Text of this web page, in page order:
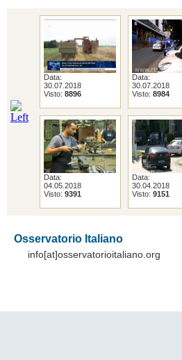
Data:
30.07.2018
Visto: 8896
Data:
30.07.2018
Visto: 8984
Data:
04.05.2018
Visto: 9391
Data:
30.04.2018
Visto: 9151
Osservatorio Italiano
info[at]osservatorioitaliano.org